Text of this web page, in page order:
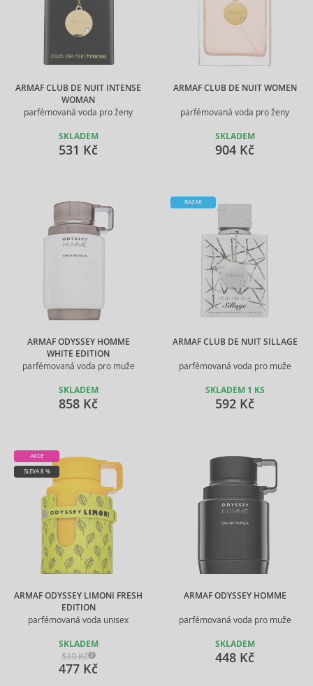
ARMAF CLUB DE NUIT INTENSE
WOMAN
parfémovaná voda pro ženy
SKLADEM
531 Kč
ARMAF CLUB DE NUIT WOMEN
parfémovaná voda pro ženy
SKLADEM
904 Kč
ARMAF ODYSSEY HOMME
WHITE EDITION
parfémovaná voda pro muže
SKLADEM
858 Kč
ARMAF CLUB DE NUIT SILLAGE
parfémovaná voda pro muže
BAZAR
SKLADEM 1 KS
592 Kč
ARMAF ODYSSEY LIMONI FRESH
EDITION
parfémovaná voda unisex
AKCE
SLEVA 8 %
SKLADEM
519 Kč
477 Kč
ARMAF ODYSSEY HOMME
parfémovaná voda pro muže
SKLADEM
448 Kč